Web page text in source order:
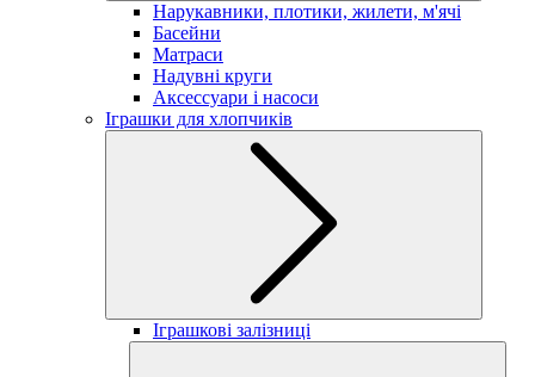
Нарукавники, плотики, жилети, м'ячі
Басейни
Матраси
Надувні круги
Аксессуари і насоси
Іграшки для хлопчиків
Іграшкові залізниці